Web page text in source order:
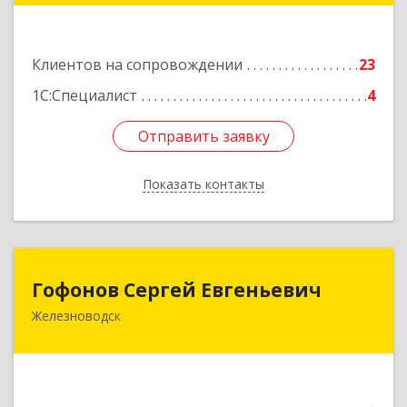
Клиентов на сопровождении
23
1С:Специалист
4
Отправить заявку
Показать контакты
Отправить заявку
Назад
Гофонов Сергей Евгеньевич
Железноводск
Гофонов Сергей Евгеньевич